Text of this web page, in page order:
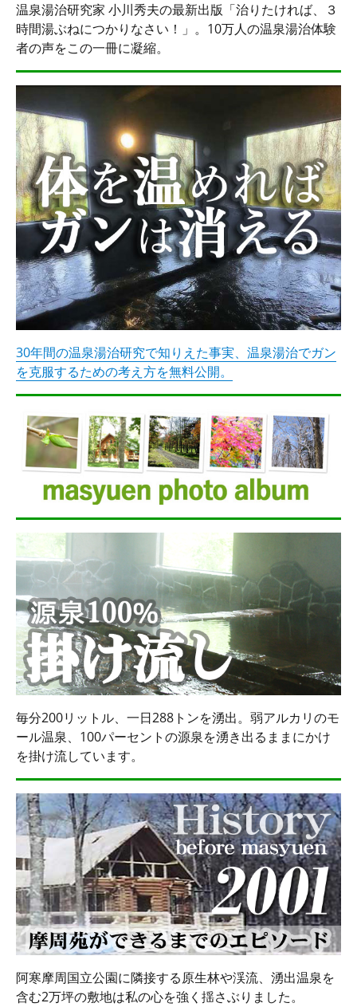
温泉湯治研究家 小川秀夫の最新出版「治りたければ、３
時間湯ぶねにつかりなさい！」。10万人の温泉湯治体験
者の声をこの一冊に凝縮。
30年間の温泉湯治研究で知りえた事実、温泉湯治でガン
を克服するための考え方を無料公開。
毎分200リットル、一日288トンを湧出。弱アルカリのモ
ール温泉、100パーセントの源泉を湧き出るままにかけ
を掛け流しています。
阿寒摩周国立公園に隣接する原生林や渓流、湧出温泉を
含む2万坪の敷地は私の心を強く揺さぶりました。